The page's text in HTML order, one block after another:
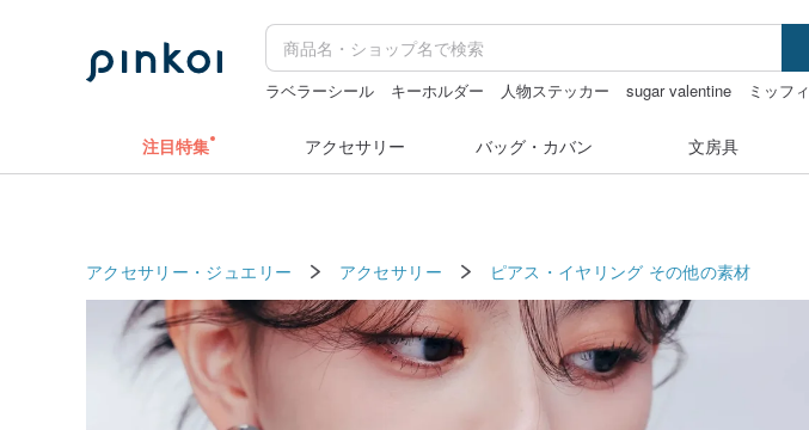
ラベラーシール キーホルダー 人物ステッカー sugar valentine
ミッフィ
注目特集 アクセサリー バッグ・カバン 文房具
アクセサリー・ジュエリー アクセサリー ピアス・イヤリング その他の素材